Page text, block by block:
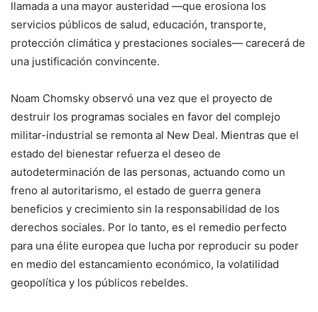
llamada a una mayor austeridad —que erosiona los
servicios públicos de salud, educación, transporte,
protección climática y prestaciones sociales— carecerá de
una justificación convincente.
Noam Chomsky observó una vez que el proyecto de
destruir los programas sociales en favor del complejo
militar-industrial se remonta al New Deal. Mientras que el
estado del bienestar refuerza el deseo de
autodeterminación de las personas, actuando como un
freno al autoritarismo, el estado de guerra genera
beneficios y crecimiento sin la responsabilidad de los
derechos sociales. Por lo tanto, es el remedio perfecto
para una élite europea que lucha por reproducir su poder
en medio del estancamiento económico, la volatilidad
geopolítica y los públicos rebeldes.